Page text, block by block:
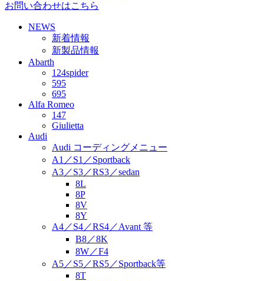
お問い合わせはこちら
NEWS
新着情報
新製品情報
Abarth
124spider
595
695
Alfa Romeo
147
Giulietta
Audi
Audi コーディングメニュー
A1／S1／Sportback
A3／S3／RS3／sedan
8L
8P
8V
8Y
A4／S4／RS4／Avant 等
B8／8K
8W／F4
A5／S5／RS5／Sportback等
8T